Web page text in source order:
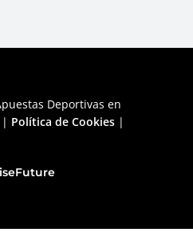
Deportivas en
| Política de Cookies |